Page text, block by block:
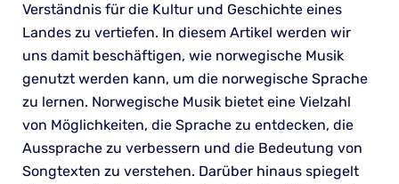
Verständnis für die Kultur und Geschichte eines
Landes zu vertiefen. In diesem Artikel werden wir
uns damit beschäftigen, wie norwegische Musik
genutzt werden kann, um die norwegische Sprache
zu lernen. Norwegische Musik bietet eine Vielzahl
von Möglichkeiten, die Sprache zu entdecken, die
Aussprache zu verbessern und die Bedeutung von
Songtexten zu verstehen. Darüber hinaus spiegelt